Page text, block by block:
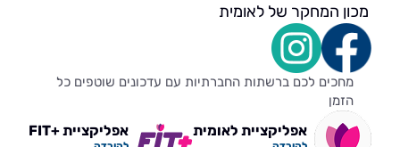
מכון המחקר של לאומית
מחכים לכם ברשתות החברתיות עם עדכונים שוטפים כל
הזמן
אפליקציית לאומית אפליקציית +FIT